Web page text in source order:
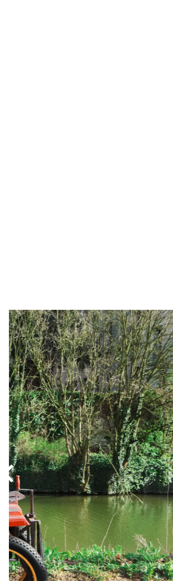
Overslaan